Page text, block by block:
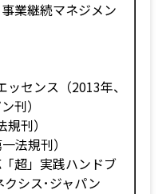
業継続マネジメン
センス（2013年、
刊）
刊）
法規刊）
超」実践ハンドブ
シス･ジャパン